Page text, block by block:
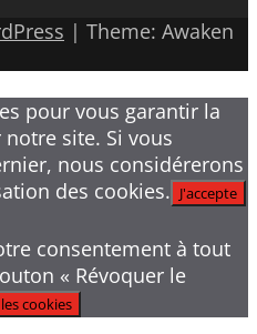
| Theme: Awaken
pour vous garantir la
site. Si vous
nous considérerons
des cookies. J'accepte
consentement à tout
« Révoquer le
cookies